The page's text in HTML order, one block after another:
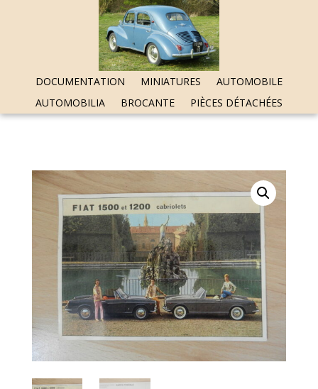
DOCUMENTATION MINIATURES
AUTOMOBILE
AUTOMOBILIA
BROCANTE PIÈCES DÉTACHÉES